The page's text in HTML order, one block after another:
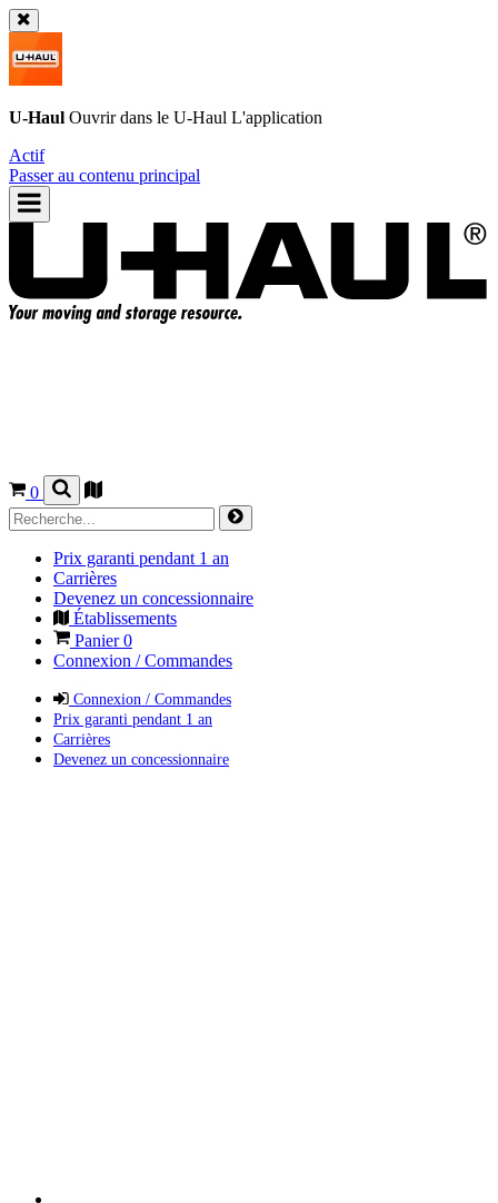
U-Haul Ouvrir dans le U-Haul L'application
Actif
Passer au contenu principal
0
Prix garanti pendant 1 an
Carrières
Devenez un concessionnaire
Établissements
Panier0
Connexion / Commandes
Connexion / Commandes
Prix garanti pendant 1 an
Carrières
Devenez un concessionnaire